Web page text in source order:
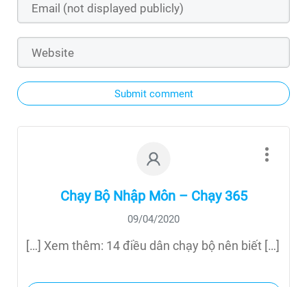
Submit comment
Chạy Bộ Nhập Môn – Chạy 365
09/04/2020
[…] Xem thêm: 14 điều dân chạy bộ nên biết […]